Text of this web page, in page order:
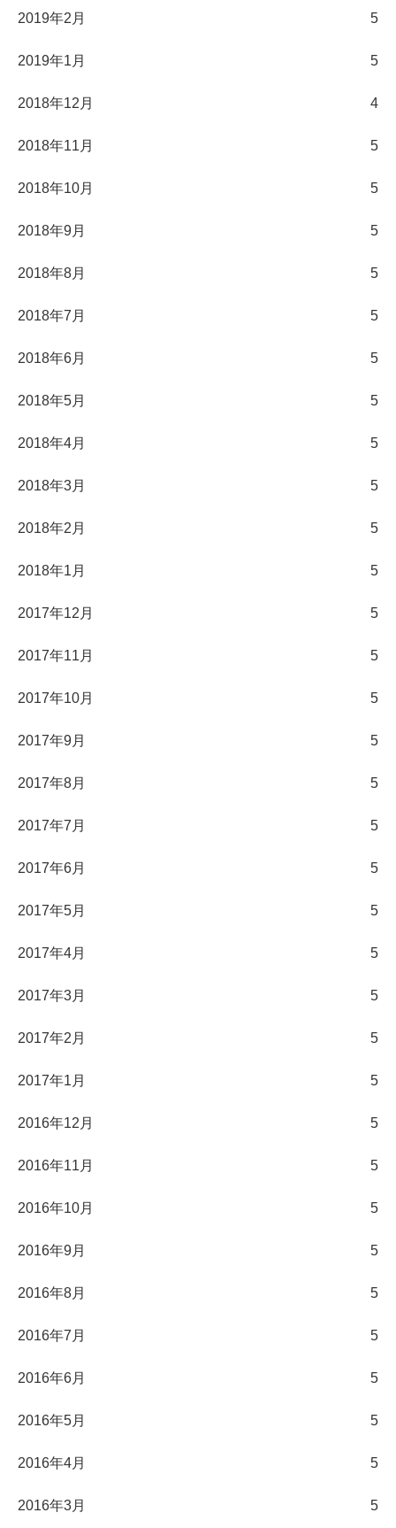
2019年2月 5
2019年1月 5
2018年12月 4
2018年11月 5
2018年10月 5
2018年9月 5
2018年8月 5
2018年7月 5
2018年6月 5
2018年5月 5
2018年4月 5
2018年3月 5
2018年2月 5
2018年1月 5
2017年12月 5
2017年11月 5
2017年10月 5
2017年9月 5
2017年8月 5
2017年7月 5
2017年6月 5
2017年5月 5
2017年4月 5
2017年3月 5
2017年2月 5
2017年1月 5
2016年12月 5
2016年11月 5
2016年10月 5
2016年9月 5
2016年8月 5
2016年7月 5
2016年6月 5
2016年5月 5
2016年4月 5
2016年3月 5